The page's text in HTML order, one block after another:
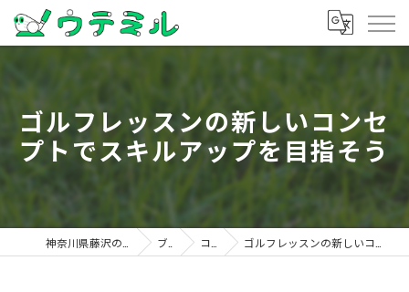
ゴルフレッスンの新しいコンセ
プトでスキルアップを目指そう
ブログ コラム ゴルフレッスンの新しいコンセプトでスキルアップを目指そう